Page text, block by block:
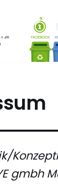
by
gmbh